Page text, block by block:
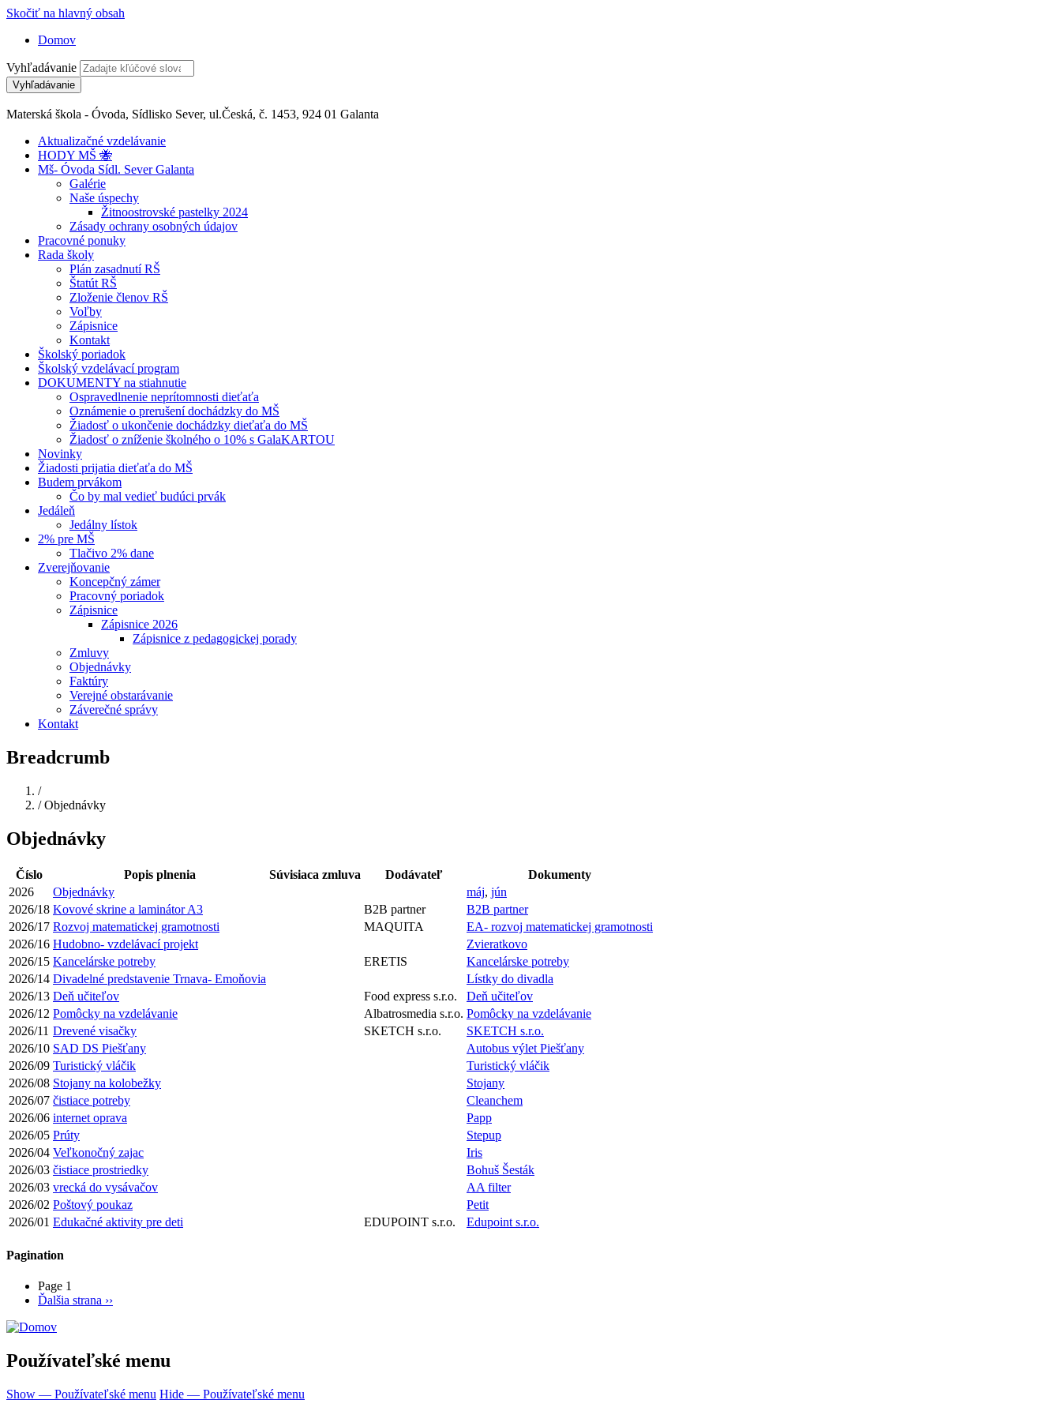
Skočiť na hlavný obsah
Domov
Vyhľadávanie
Materská škola - Óvoda, Sídlisko Sever, ul.Česká, č. 1453, 924 01 Galanta
Aktualizačné vzdelávanie
HODY MŠ 🐝
Mš- Óvoda Sídl. Sever Galanta
Galérie
Naše úspechy
Žitnoostrovské pastelky 2024
Zásady ochrany osobných údajov
Pracovné ponuky
Rada školy
Plán zasadnutí RŠ
Štatút RŠ
Zloženie členov RŠ
Voľby
Zápisnice
Kontakt
Školský poriadok
Školský vzdelávací program
DOKUMENTY na stiahnutie
Ospravedlnenie neprítomnosti dieťaťa
Oznámenie o prerušení dochádzky do MŠ
Žiadosť o ukončenie dochádzky dieťaťa do MŠ
Žiadosť o zníženie školného o 10% s GalaKARTOU
Novinky
Žiadosti prijatia dieťaťa do MŠ
Budem prvákom
Čo by mal vedieť budúci prvák
Jedáleň
Jedálny lístok
2% pre MŠ
Tlačivo 2% dane
Zverejňovanie
Koncepčný zámer
Pracovný poriadok
Zápisnice
Zápisnice 2026
Zápisnice z pedagogickej porady
Zmluvy
Objednávky
Faktúry
Verejné obstarávanie
Záverečné správy
Kontakt
Breadcrumb
/Domov
/ Objednávky
Objednávky
Číslo Popis plnenia Súvisiaca zmluva Dodávateľ
Dokumenty
2026
Objednávky máj, jún
2026/18 Kovové skrine a laminátor A3 B2B partner
B2B partner
2026/17 Rozvoj matematickej gramotnosti MAQUITA
EA- rozvoj matematickej gramotnosti
2026/16 Hudobno- vzdelávací projekt
Zvieratkovo
2026/15 Kancelárske potreby ERETIS
Kancelárske potreby
2026/14 Divadelné predstavenie Trnava- Emoňovia
Lístky do divadla
2026/13 Deň učiteľov Food express s.r.o.
Deň učiteľov
2026/12 Pomôcky na vzdelávanie Albatrosmedia s.r.o. Pomôcky na vzdelávanie
2026/11 Drevené visačky SKETCH s.r.o.
SKETCH s.r.o.
2026/10 SAD DS Piešťany
Autobus výlet Piešťany
2026/09 Turistický vláčik
Turistický vláčik
2026/08 Stojany na kolobežky
Stojany
2026/07 čistiace potreby
Cleanchem
2026/06 internet oprava
Papp
2026/05 Prúty
Stepup
2026/04 Veľkonočný zajac
Iris
2026/03 čistiace prostriedky
Bohuš Šesták
2026/03 vrecká do vysávačov
AA filter
2026/02 Poštový poukaz
Petit
2026/01 Edukačné aktivity pre deti EDUPOINT s.r.o. Edupoint s.r.o.
Pagination
Page 1
Ďalšia strana ››
Používateľské menu
Show — Používateľské menu Hide — Používateľské menu